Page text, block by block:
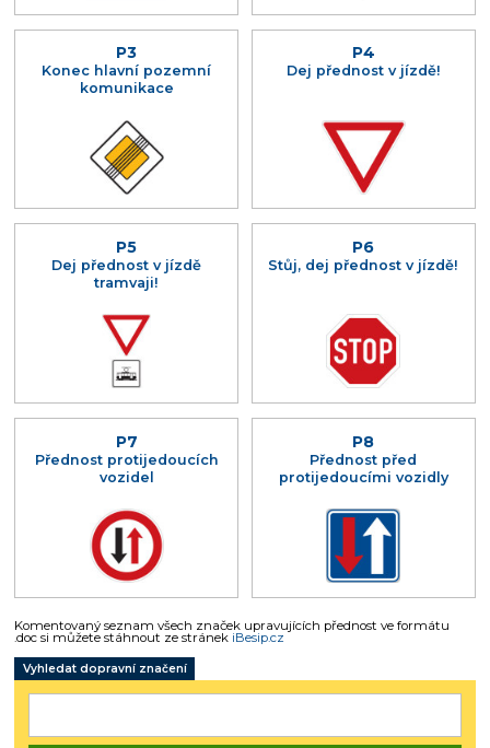
P3
Konec hlavní pozemní
komunikace
P4
Dej přednost v jízdě!
P5
Dej přednost v jízdě
tramvaji!
P6
Stůj, dej přednost v jízdě!
P7
Přednost protijedoucích
vozidel
P8
Přednost před
protijedoucími vozidly
Komentovaný seznam všech značek upravujících přednost ve formátu
.doc si můžete stáhnout ze stránek iBesip.cz
Vyhledat dopravní značení